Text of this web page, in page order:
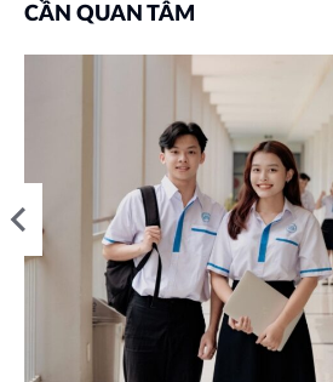
CẦN QUAN TÂM